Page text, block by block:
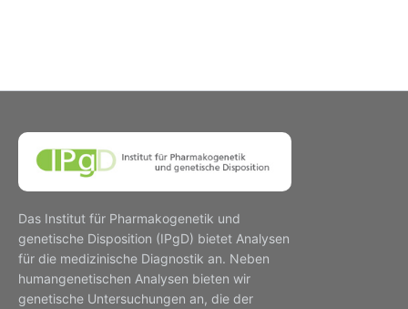
Das Institut für Pharmakogenetik und
genetische Disposition (IPgD) bietet Analysen
für die medizinische Diagnostik an. Neben
humangenetischen Analysen bieten wir
genetische Untersuchungen an, die der